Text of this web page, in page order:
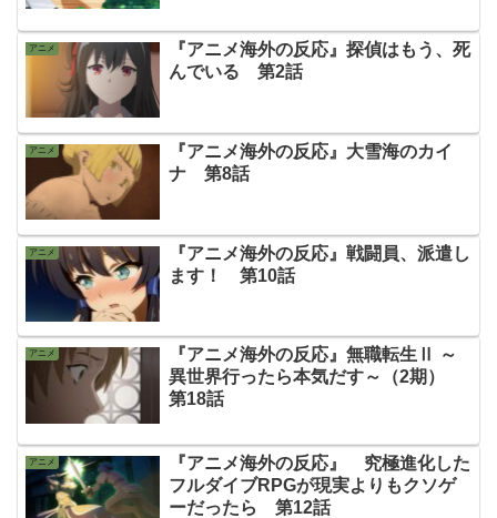
アニメ
『アニメ海外の反応』探偵はもう、死
んでいる 第2話
アニメ
『アニメ海外の反応』大雪海のカイ
ナ 第8話
アニメ
『アニメ海外の反応』戦闘員、派遣し
ます！ 第10話
アニメ
『アニメ海外の反応』無職転生Ⅱ ～
異世界行ったら本気だす～（2期）
第18話
アニメ
『アニメ海外の反応』 究極進化した
フルダイブRPGが現実よりもクソゲ
ーだったら 第12話